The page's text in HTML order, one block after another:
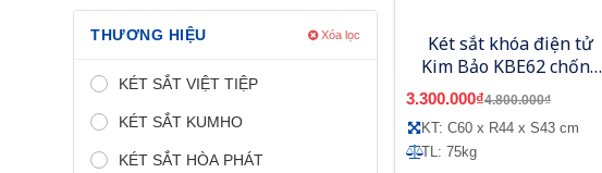
THƯƠNG HIỆU Xóa lọc
KÉT SẮT VIỆT TIỆP
KÉT SẮT KUMHO
KÉT SẮT HÒA PHÁT
Két sắt khóa điện tử
Kim Bảo KBE62 chống
cháy
3.300.000₫4.800.000₫
KT: C60 x R44 x S43 cm
TL: 75kg